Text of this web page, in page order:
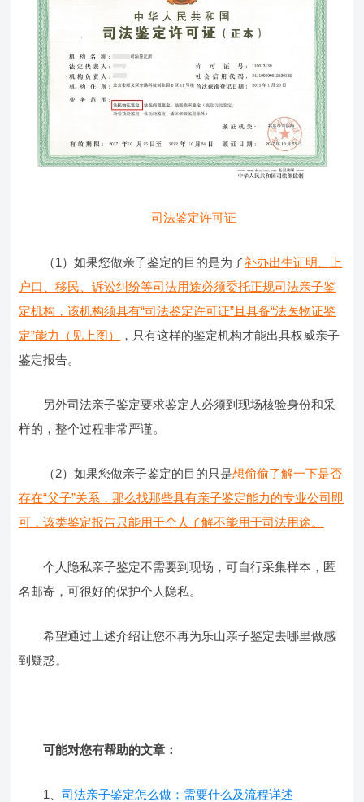
司法鉴定许可证
（1）如果您做亲子鉴定的目的是为了补办出生证明、上
户口、移民、诉讼纠纷等司法用途必须委托正规司法亲子鉴
定机构，该机构须具有“司法鉴定许可证”且具备“法医物证鉴
定”能力（见上图）
，只有这样的鉴定机构才能出具权威亲子
鉴定报告。
另外司法亲子鉴定要求鉴定人必须到现场核验身份和采
样的，整个过程非常严谨。
（2）如果您做亲子鉴定的目的只是想偷偷了解一下是否
存在“父子”关系，那么找那些具有亲子鉴定能力的专业公司即
可，该类鉴定报告只能用于个人了解不能用于司法用途。
个人隐私亲子鉴定不需要到现场，可自行采集样本，匿
名邮寄，可很好的保护个人隐私。
希望通过上述介绍让您不再为乐山亲子鉴定去哪里做感
到疑惑。
可能对您有帮助的文章：
1、司法亲子鉴定怎么做：需要什么及流程详述